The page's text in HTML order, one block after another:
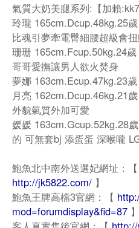
氣質大奶美腿系列:【加賴
玲瓏 165cm.Dcup.48kg.25
比魂引夢牽電臀細腰超級會
珊珊 165cm.Fcup.50kg.24
哥哥愛撫讓男人欲火焚身
夢娜 163cm.Ecup.47kg.23
月亮 162cm.Dcup.46kg.21
外貌氣質外加可愛
媛媛 163cm.Gcup.52kg.28
的 可無套bj 添蛋蛋 深喉嚨
鮑魚北中南外送選妃網址：
http://jk5822.com/ 】
鮑魚王牌高檔3官網：【
mod=forumdisplay&fid=87 】